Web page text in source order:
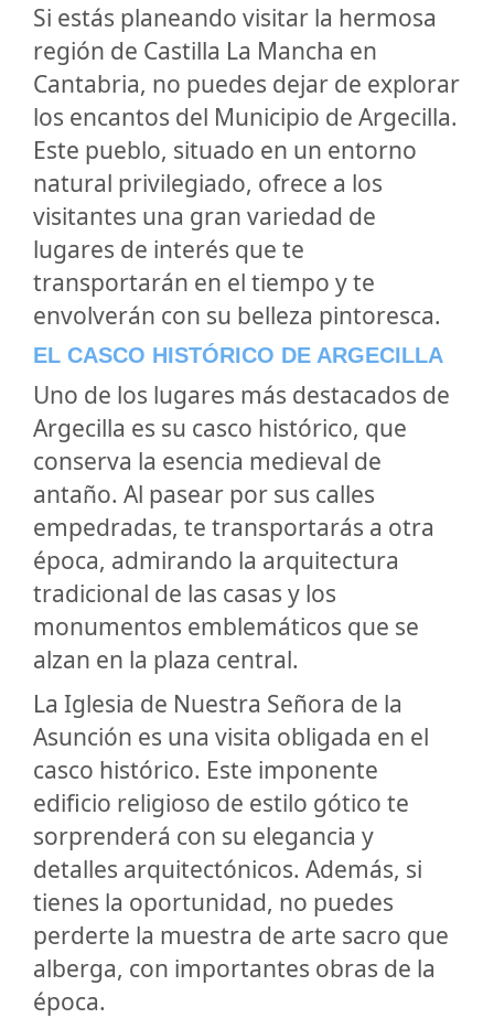
Si estás planeando visitar la hermosa
región de Castilla La Mancha en
Cantabria, no puedes dejar de explorar
los encantos del Municipio de Argecilla.
Este pueblo, situado en un entorno
natural privilegiado, ofrece a los
visitantes una gran variedad de
lugares de interés que te
transportarán en el tiempo y te
envolverán con su belleza pintoresca.
EL CASCO HISTÓRICO DE ARGECILLA
Uno de los lugares más destacados de
Argecilla es su casco histórico, que
conserva la esencia medieval de
antaño. Al pasear por sus calles
empedradas, te transportarás a otra
época, admirando la arquitectura
tradicional de las casas y los
monumentos emblemáticos que se
alzan en la plaza central.
La Iglesia de Nuestra Señora de la
Asunción es una visita obligada en el
casco histórico. Este imponente
edificio religioso de estilo gótico te
sorprenderá con su elegancia y
detalles arquitectónicos. Además, si
tienes la oportunidad, no puedes
perderte la muestra de arte sacro que
alberga, con importantes obras de la
época.